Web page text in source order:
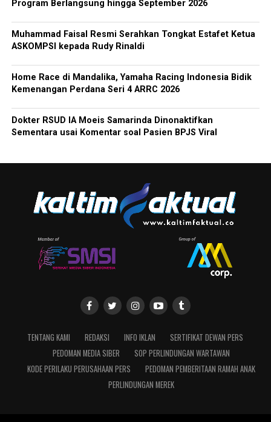
Program Berlangsung hingga September 2026
Muhammad Faisal Resmi Serahkan Tongkat Estafet Ketua
ASKOMPSI kepada Rudy Rinaldi
Home Race di Mandalika, Yamaha Racing Indonesia Bidik
Kemenangan Perdana Seri 4 ARRC 2026
Dokter RSUD IA Moeis Samarinda Dinonaktifkan
Sementara usai Komentar soal Pasien BPJS Viral
TENTANG KAMI REDAKSI INFO IKLAN
SERTIFIKAT DEWAN PERS
PEDOMAN MEDIA SIBER
SOP PERLINDUNGAN WARTAWAN
KODE PERILAKU PERUSAHAAN PERS
PEDOMAN PEMBERITAAN RAMAH ANAK
PERLINDUNGAN MEREK